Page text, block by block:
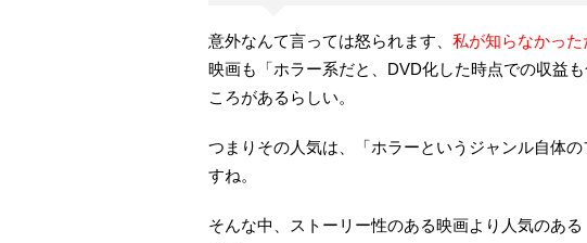
意外なんて言っては怒られます、 私が知らなかっ
映画も「ホラー系だと、DVD化した時点での収益
ころがあるらしい。
つまりその人気は、「ホラーというジャンル自体
すね。
そんな中、ストーリー性のある映画より人気のあ